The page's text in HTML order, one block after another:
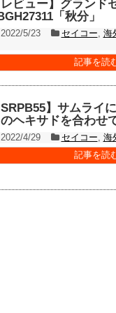
レビュー】グランド
「秋分」
2022/5/23 セイコー, 海
記事を読
SRPB55】サムライ
のヘキサドを合わせ
2022/4/29 セイコー, 海
記事を読